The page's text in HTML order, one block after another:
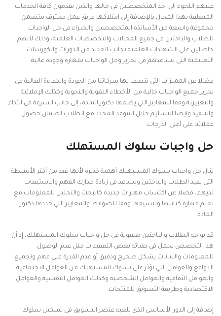
عليهم اللجوء الي احد المتخصصين في حالها والذين يقدمون كافة الخدمات
المتعلقة بهذا المجال بالإضافة إلى امتلاكها فريق عمل محترف متضمن
مجموعة واسعة من الأساتذة المتخصصين والخبراء فى حل الواجبات
للطلاب والباحثين فى جميع المجالات والتخصصات العلمية، وذلك لأنهم
حاصلين على الشهادات العلمية بجانب العديد من الدورات والكورسات
التعليمية التى تساعدهم فى تحرير وحل الواجبات بمهارة وجودة عالية.
فضلا عن المميزات التي تتصف بها شركاتنا من الجودة والكفاءة العالية فى
تحرير جميع الواجبات خالية من الأخطاء اللغوية والنحوية وكذلك الإملائية
والتعبيرية وفقا للمعايير التي يضعها دكتور المادة، إلى جانب السرعة فى الأداء
والتنفيذ وايضا التسليم خلال الموعد المحدد مع الطلاب لضمان حصول
عملائنا على أعلى الدرجات.
حل واجبات سلوك المستهلك
تنال حل واجبات سلوك المستهلك أهمية كبيرة لأنها تعد من أكثر الأنشطة
التى تفيد الطلاب والباحثين وتساعد في زيادة مدارك الفهم والاستيعاب
لديهم، فضلا عن اكتساب مهارات جديدة كالبحث والتحليل للمعلومات مع
تعلم مهارة كتابتها وتنسيقها وفقا للضوابط والمعايير التي حددها دكتور
المادة.
قد يواجه الطلاب والباحثين صعوبة فى حل واجبات سلوك المستهلك، إذ أن
هذا التخصص يحمل في طياته بعض التعقيدات مثل عدم الوصول
للمعلومات والبيانات بشكل صحيح ودقيق أو عدم القدرة على فهم وتجميع
الدوافع والعوامل التي تؤثر على سلوك المستهلك من العوامل الاجتماعية
والعوامل الثقافية والعوامل الشخصية وكذلك العوامل النفسية والعوامل
الاقتصادية وطريقة التسويق للمنتجات.
إضافة إلى الدور الأساسى الذى يلعبه عنصر التسويق فى تشكيل سلوك